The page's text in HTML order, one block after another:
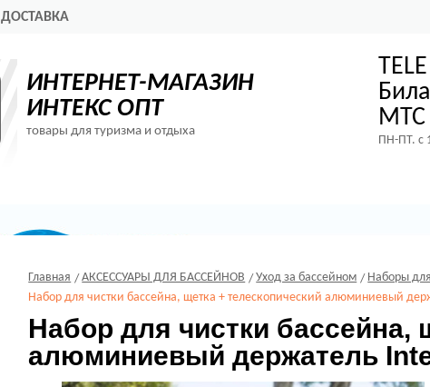
ДОСТАВКА
ИНТЕРНЕТ-МАГАЗИН
ИНТЕКС ОПТ
товары для туризма и отдыха
ПН-ПТ. с
Главная АКСЕССУАРЫ ДЛЯ БАССЕЙНОВ Уход за бассейном
Наборы
Набор для чистки бассейна, щетка + телескопический алюминиевый
Набор для чистки бассейна,
алюминиевый держатель